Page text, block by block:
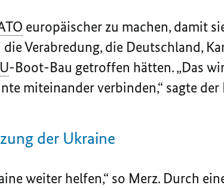
europäischer zu machen, damit
Verabredung, die Deutschland,
U-Boot-Bau getroffen hätten. „Das
miteinander verbinden,“ sagte
der Ukraine
weiter helfen,“ so Merz. Durch